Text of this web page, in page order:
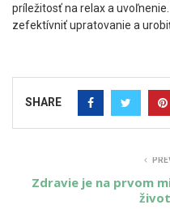
príležitosť na relax a
zefektívniť upratovanie a
SHARE
Zdravie je na prvom